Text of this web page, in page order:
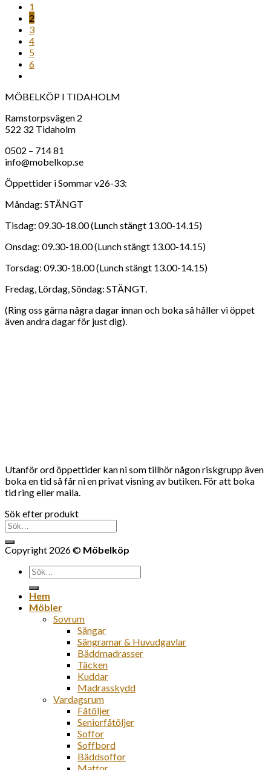
1
2
3
4
5
6
MÖBELKÖP I TIDAHOLM
Ramstorpsvägen 2
522 32 Tidaholm
0502 – 714 81
info@mobelkop.se
Öppettider i Sommar v26-33:
Måndag: STÄNGT
Tisdag: 09.30-18.00 (Lunch stängt 13.00-14.15)
Onsdag: 09.30-18.00 (Lunch stängt 13.00-14.15)
Torsdag: 09.30-18.00 (Lunch stängt 13.00-14.15)
Fredag, Lördag, Söndag: STÄNGT.
(Ring oss gärna några dagar innan och boka så håller vi öppet
även andra dagar för just dig).
Utanför ord öppettider kan ni som tillhör någon riskgrupp även
boka en tid så får ni en privat visning av butiken. För att boka
tid ring eller maila.
Sök efter produkt
Sök
efter:
Copyright 2026 © Möbelköp
Sök
efter:
Hem
Möbler
Sovrum
Sängar
Sängramar & Huvudgavlar
Bäddmadrasser
Täcken
Kuddar
Madrasskydd
Vardagsrum
Fåtöljer
Seniorfåtöljer
Soffor
Soffbord
Bäddsoffor